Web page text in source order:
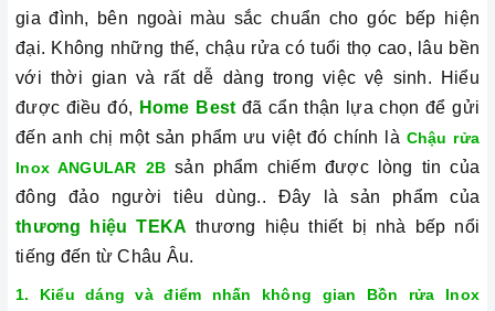
gia đình, bên ngoài màu sắc chuẩn cho góc bếp hiện
đại. Không những thế, chậu rửa có tuổi thọ cao, lâu bền
với thời gian và rất dễ dàng trong việc vệ sinh. Hiểu
được điều đó, Home Best đã cẩn thận lựa chọn để gửi
đến anh chị một sản phẩm ưu việt đó chính là Chậu rửa
Inox ANGULAR 2B sản phẩm chiếm được lòng tin của
đông đảo người tiêu dùng.. Đây là sản phẩm của
thương hiệu TEKA thương hiệu thiết bị nhà bếp nổi
tiếng đến từ Châu Âu.
1. Kiểu dáng và điểm nhấn không gian Bồn rửa Inox